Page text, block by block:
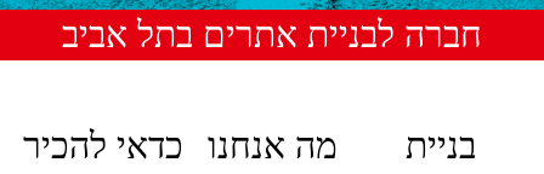
חברה לבניית אתרים בתל אביב
בניית
מה אנחנו
כדאי להכיר